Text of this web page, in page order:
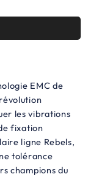
EMC de
les vibrations
fixation
ligne Rebels,
tolérance
champions du